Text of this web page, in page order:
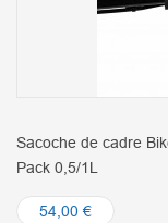
Sacoche de cadre
Pack 0,5/1L
54,00 €